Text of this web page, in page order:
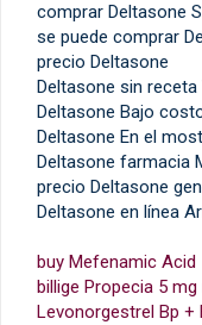
comprar Deltasone
se puede comprar
precio Deltasone
Deltasone sin receta
Deltasone Bajo
Deltasone En el
Deltasone farmacia
precio Deltasone
Deltasone en línea
buy Mefenamic Acid
billige Propecia 5
Levonorgestrel Bp +